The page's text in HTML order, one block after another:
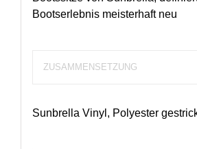
Bootserlebnis meisterhaft neu
ZUSAMMENSETZUNG
Sunbrella Vinyl, Polyester